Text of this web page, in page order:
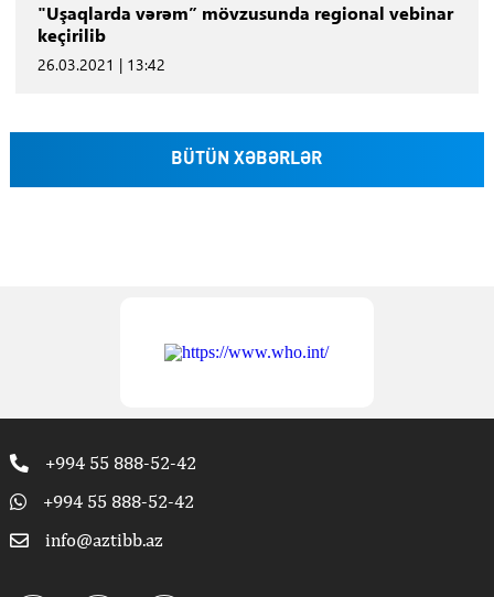
"Uşaqlarda vərəm” mövzusunda regional vebinar
keçirilib
26.03.2021 | 13:42
BÜTÜN XƏBƏRLƏR
+994 55 888-52-42
+994 55 888-52-42
info@aztibb.az